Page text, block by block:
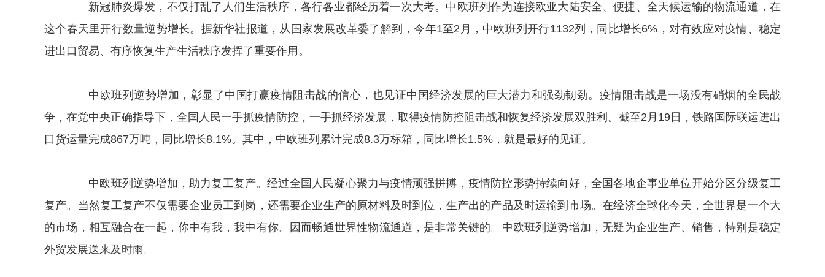
新冠肺炎爆发，不仅打乱了人们生活秩序，各行各业都经历着一次大考。中欧班列作为连接欧亚大陆安全、便捷、全天候运输的物流通道，在
这个春天里开行数量逆势增长。据新华社报道，从国家发展改革委了解到，今年1至2月，中欧班列开行1132列，同比增长6%，对有效应对疫情、稳定
进出口贸易、有序恢复生产生活秩序发挥了重要作用。
中欧班列逆势增加，彰显了中国打赢疫情阻击战的信心，也见证中国经济发展的巨大潜力和强劲韧劲。疫情阻击战是一场没有硝烟的全民战
争，在党中央正确指导下，全国人民一手抓疫情防控，一手抓经济发展，取得疫情防控阻击战和恢复经济发展双胜利。截至2月19日，铁路国际联运进出
口货运量完成867万吨，同比增长8.1%。其中，中欧班列累计完成8.3万标箱，同比增长1.5%，就是最好的见证。
中欧班列逆势增加，助力复工复产。经过全国人民凝心聚力与疫情顽强拼搏，疫情防控形势持续向好，全国各地企事业单位开始分区分级复工
复产。当然复工复产不仅需要企业员工到岗，还需要企业生产的原材料及时到位，生产出的产品及时运输到市场。在经济全球化今天，全世界是一个大
的市场，相互融合在一起，你中有我，我中有你。因而畅通世界性物流通道，是非常关键的。中欧班列逆势增加，无疑为企业生产、销售，特别是稳定
外贸发展送来及时雨。